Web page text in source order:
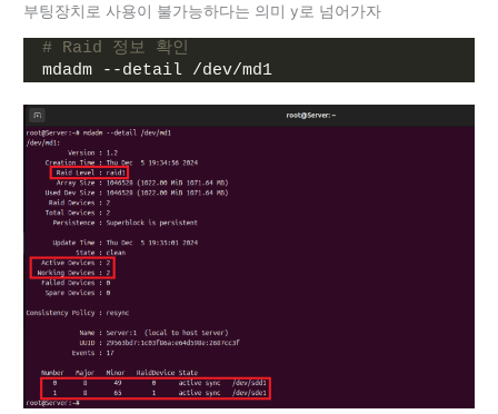
부팅장치로 사용이 불가능하다는 의미 y로 넘어가자
# Raid 정보 확인
mdadm --detail /dev/md1